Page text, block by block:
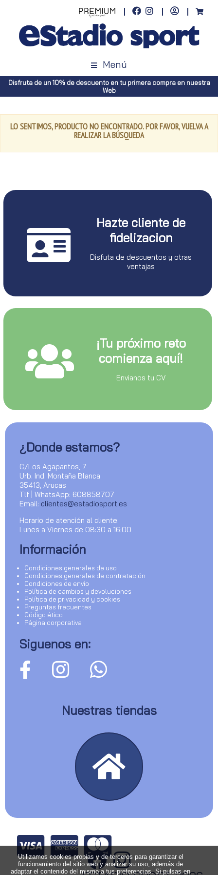
Menú
Disfruta de un 10% de descuento en tu primera compra en nuestra
Web
LO SENTIMOS, PRODUCTO NO ENCONTRADO. POR FAVOR, VUELVA A
REALIZAR LA BÚSQUEDA
Hazte cliente de
fidelizacion
Disfuta de descuentos y otras
ventajas
¡Tu próximo reto
comienza aquí!
Envianos tu CV
¿Donde estamos?
C/Los Agapantos, 7
Urb. Ind. Montaña Blanca
35413, Arucas
Tlf | WhatsApp: 608858707
Email: clientes@estadiosport.es
Horario de atención al cliente:
Lunes a Viernes de 08:30 a 16:00
Información
Condiciones generales de uso
Condiciones generales de contratación
Condiciones de envío
Política de cambios y devoluciones
Política de privacidad y cookies
Preguntas frecuentes
Código ético
Página corporativa
Siguenos en:
Nuestras tiendas
Utilizamos cookies propias y de terceros para garantizar el
funcionamiento del sitio web y analizar su uso, además de
adaptar el contenido del mismo a tus preferencias. Si pulsas en